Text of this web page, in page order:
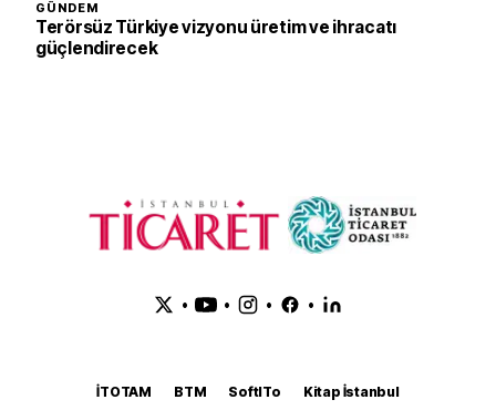
GÜNDEM
Terörsüz Türkiye vizyonu üretim ve ihracatı
güçlendirecek
• • • •
İTOTAM BTM SoftITo
Kitap İstanbul